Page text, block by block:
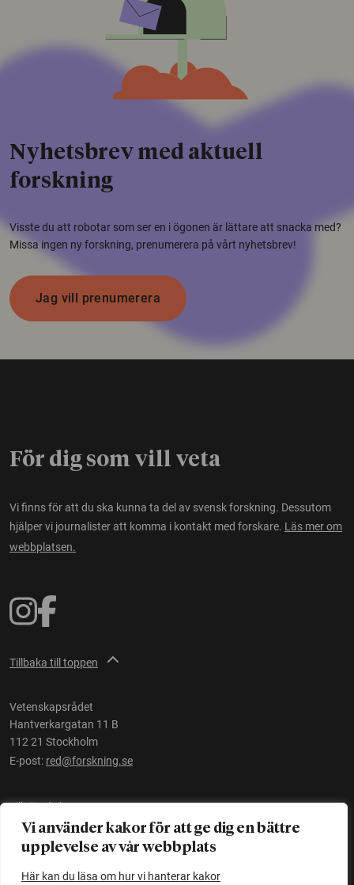
Vi använder kakor för att ge dig en bättre
upplevelse av vår webbplats
Här kan du läsa om hur vi hanterar kakor
Nyhetsbrev med aktuell
forskning
Visste du att robotar som ser en i ögonen är lättare att snacka med?
Missa ingen ny forskning, prenumerera på vårt nyhetsbrev!
Jag vill prenumerera
För dig som vill veta
Vi finns för att du ska kunna ta del av svensk forskning. Dessutom
hjälper vi journalister att komma i kontakt med forskare. Läs mer om
webbplatsen.
Tillbaka till toppen
Vetenskapsrådet
Hantverkargatan 11 B
112 21 Stockholm
E-post: red@forskning.se
Tillgänglighet
Ett initiativ avVetenskapsrådet